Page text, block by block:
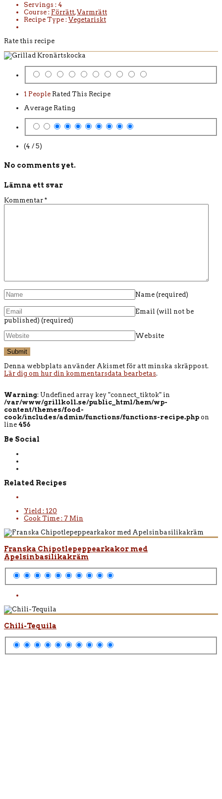
Servings : 4
Course : Förrätt,Varmrätt
Recipe Type : Vegetariskt
Rate this recipe
1 People Rated This Recipe
Average Rating
(4 / 5)
No comments yet.
Lämna ett svar
Kommentar *
Name (required)
Email (will not be
published) (required)
Website
Denna webbplats använder Akismet för att minska skräppost.
Lär dig om hur din kommentarsdata bearbetas.
Warning: Undefined array key "connect_tiktok" in
/var/www/grillkoll.se/public_html/hem/wp-
content/themes/food-
cook/includes/admin/functions/functions-recipe.php on
line 456
Be Social
Related Recipes
Yield : 120
Cook Time : 7 Min
Franska Chipotlepeppearkakor med
Apelsinbasilikakräm
Chili-Tequila